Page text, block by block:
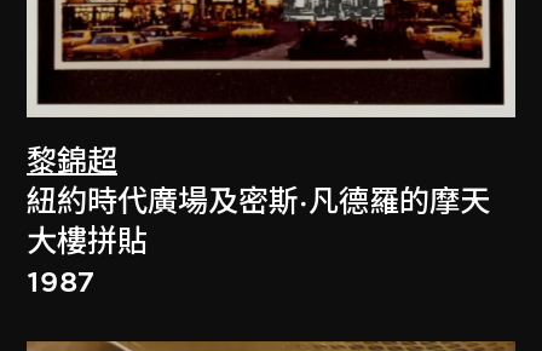
黎錦超
紐約時代廣場及密斯·凡德羅的摩天
大樓拼貼
1987